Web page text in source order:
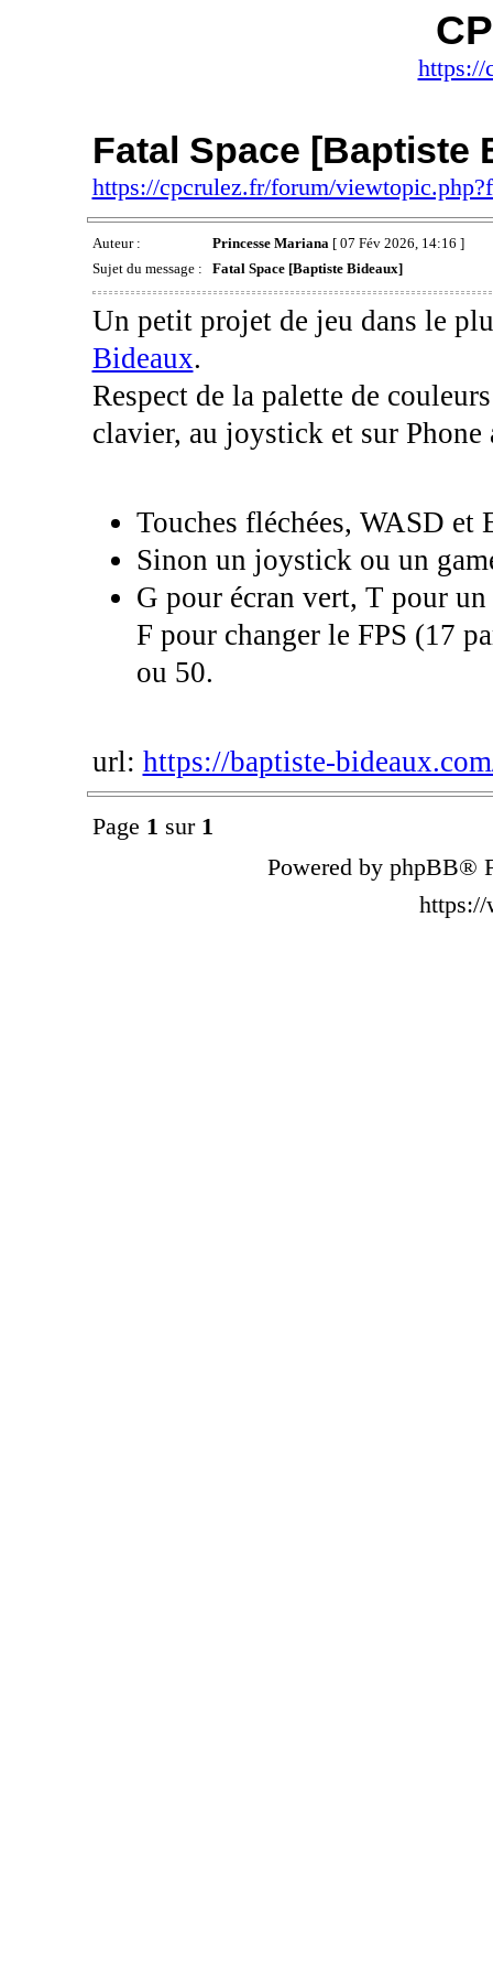
https://
Fatal Space [Baptiste
https://cpcrulez.fr/forum/
Auteur : Princesse Mariana[ 07 Fév 2026, 14:16 ]
Sujet du message :
Fatal Space [Baptiste Bideaux]
Un petit projet de jeu dans le
Bideaux.
Respect de la palette de
clavier, au joystick et sur
Touches fléchées, WASD et
Sinon un joystick ou un
G pour écran vert, T pour
F pour changer le FPS (17
ou 50.
url: https://baptiste-
Page 1 sur 1
Powered by phpBB®
https://